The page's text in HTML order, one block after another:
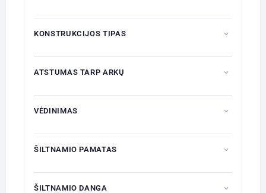
KONSTRUKCIJOS TIPAS
ATSTUMAS TARP ARKŲ
VĖDINIMAS
ŠILTNAMIO PAMATAS
ŠILTNAMIO DANGA